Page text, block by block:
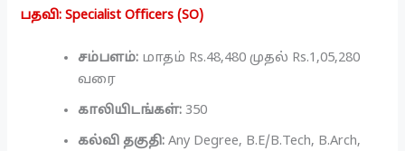
பதவி: Specialist Officers (SO)
சம்பளம்: மாதம் Rs.48,480 முதல் Rs.1,05,280
வரை
காலியிடங்கள்: 350
கல்வி தகுதி: Any Degree, B.E/B.Tech, B.Arch,